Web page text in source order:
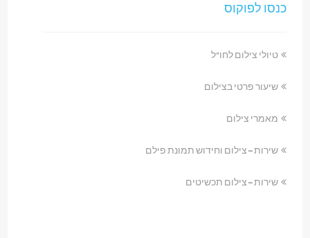
כנסו לפוקוס
טיולי צילום לחו"ל
שיעור פרטי בצילום
מאמרי צילום
שירות – צילום וחידוש תמונת פילם
שירות – צילום תכשיטים